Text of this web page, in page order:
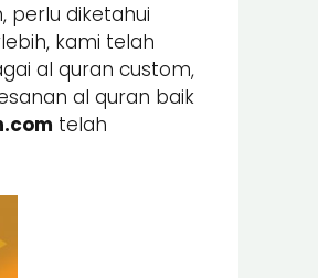
perlu diketahui
kami telah
al quran custom,
al quran baik
telah